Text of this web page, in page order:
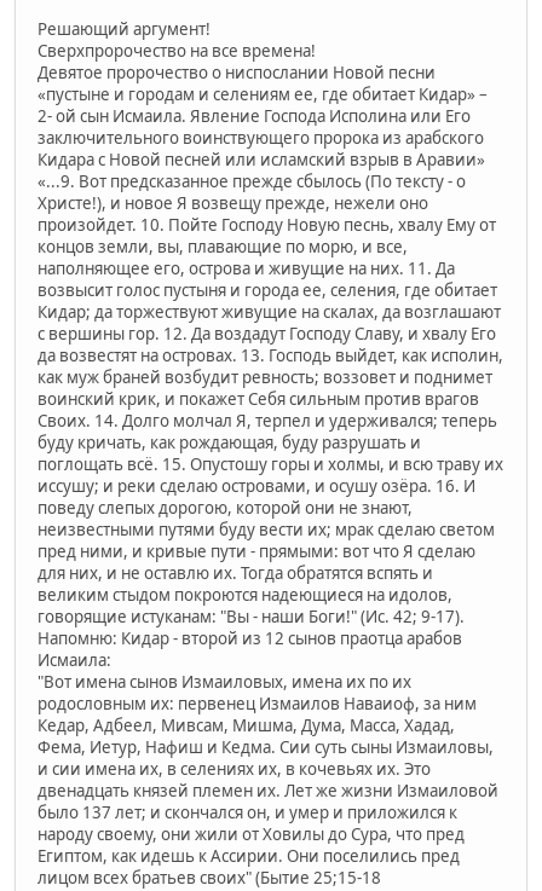
Решающий аргумент!
Сверхпророчество на все времена!
Девятое пророчество о ниспослании Новой песни
«пустыне и городам и селениям ее, где обитает Кидар» –
2- ой сын Исмаила. Явление Господа Исполина или Его
заключительного воинствующего пророка из арабского
Кидара с Новой песней или исламский взрыв в Аравии»
«...9. Вот предсказанное прежде сбылось (По тексту - о
Христе!), и новое Я возвещу прежде, нежели оно
произойдет. 10. Пойте Господу Новую песнь, хвалу Ему от
концов земли, вы, плавающие по морю, и все,
наполняющее его, острова и живущие на них. 11. Да
возвысит голос пустыня и города ее, селения, где обитает
Кидар; да торжествуют живущие на скалах, да возглашают
с вершины гор. 12. Да воздадут Господу Славу, и хвалу Его
да возвестят на островах. 13. Господь выйдет, как исполин,
как муж браней возбудит ревность; воззовет и поднимет
воинский крик, и покажет Себя сильным против врагов
Своих. 14. Долго молчал Я, терпел и удерживался; теперь
буду кричать, как рождающая, буду разрушать и
поглощать всё. 15. Опустошу горы и холмы, и всю траву их
иссушу; и реки сделаю островами, и осушу озёра. 16. И
поведу слепых дорогою, которой они не знают,
неизвестными путями буду вести их; мрак сделаю светом
пред ними, и кривые пути - прямыми: вот что Я сделаю
для них, и не оставлю их. Тогда обратятся вспять и
великим стыдом покроются надеющиеся на идолов,
говорящие истуканам: "Вы - наши Боги!" (Ис. 42; 9-17).
Напомню: Кидар - второй из 12 сынов праотца арабов
Исмаила:
"Вот имена сынов Измаиловых, имена их по их
родословным их: первенец Измаилов Наваиоф, за ним
Кедар, Адбеел, Мивсам, Мишма, Дума, Масса, Хадад,
Фема, Иетур, Нафиш и Кедма. Сии суть сыны Измаиловы,
и сии имена их, в селениях их, в кочевьях их. Это
двенадцать князей племен их. Лет же жизни Измаиловой
было 137 лет; и скончался он, и умер и приложился к
народу своему, они жили от Ховилы до Сура, что пред
Египтом, как идешь к Ассирии. Они поселились пред
лицом всех братьев своих" (Бытие 25;15-18